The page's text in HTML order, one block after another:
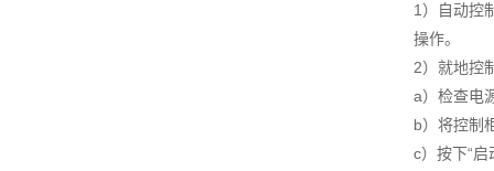
1）自动控
操作。
2）就地控
a）检查电
b）将控制
c）按下“